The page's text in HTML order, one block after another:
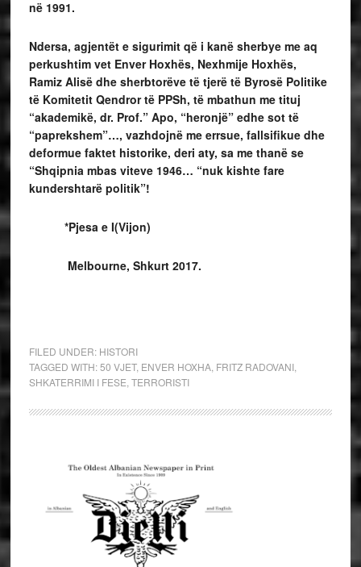
në 1991.
Ndersa, agjentët e sigurimit që i kanë sherbye me aq
perkushtim vet Enver Hoxhës, Nexhmije Hoxhës,
Ramiz Alisë dhe sherbtorëve të tjerë të Byrosë Politike
të Komitetit Qendror të PPSh, të mbathun me tituj
“akademikë, dr. Prof.” Apo, “heronjë” edhe sot të
“paprekshem”…, vazhdojnë me errsue, fallsifikue dhe
deformue faktet historike, deri aty, sa me thanë se
“Shqipnia mbas viteve 1946… “nuk kishte fare
kundershtarë politik”!
*Pjesa e I(Vijon)
Melbourne, Shkurt 2017.
FILED UNDER: HISTORI
TAGGED WITH:50 VJET, ENVER HOXHA, FRITZ RADOVANI,
SHKATERRIMI I FESE TERRORISTI